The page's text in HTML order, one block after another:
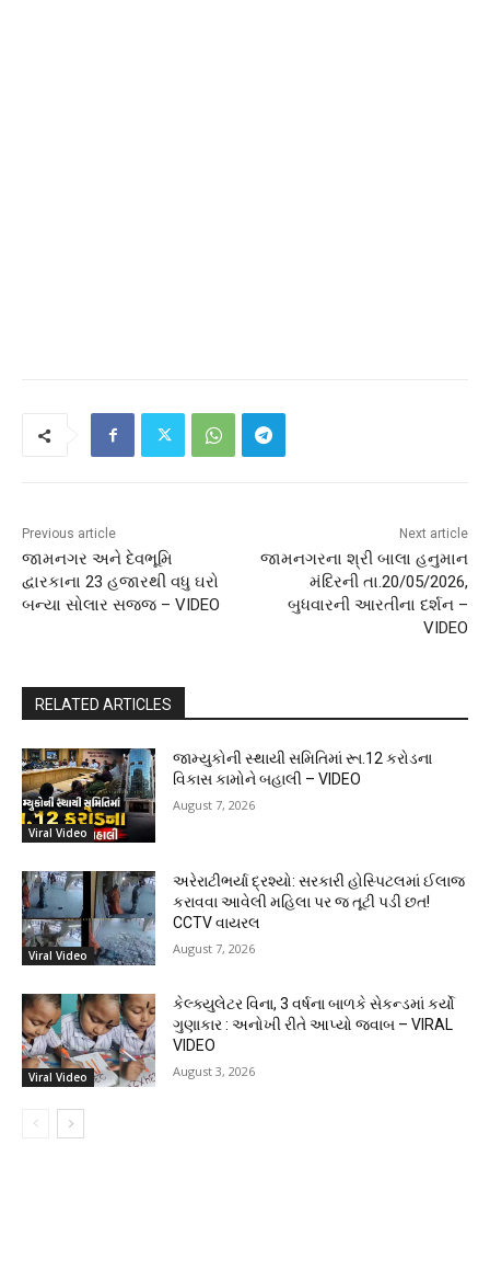
Previous article
જામનગર અને દેવભૂમિ
દ્વારકાના 23 હજારથી વધુ ઘરો
બન્યા સોલાર સજ્જ – VIDEO
Next article
જામનગરના શ્રી બાલા હનુમાન
મંદિરની તા.20/05/2026,
બુધવારની આરતીના દર્શન –
VIDEO
RELATED ARTICLES
Viral Video
જામ્યુકોની સ્થાયી સમિતિમાં રૂા.12 કરોડના
વિકાસ કામોને બહાલી – VIDEO
August 7, 2026
Viral Video
અરેરાટીભર્યા દ્રશ્યો: સરકારી હોસ્પિટલમાં ઈલાજ
કરાવવા આવેલી મહિલા પર જ તૂટી પડી છત!
CCTV વાયરલ
August 7, 2026
Viral Video
કેલ્ક્યુલેટર વિના, 3 વર્ષના બાળકે સેકન્ડમાં કર્યો
ગુણાકાર : અનોખી રીતે આપ્યો જવાબ – VIRAL
VIDEO
August 3, 2026